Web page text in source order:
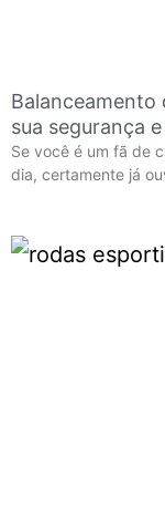
Balanceamento
sua segurança
Se você é um fã de
dia, certamente já